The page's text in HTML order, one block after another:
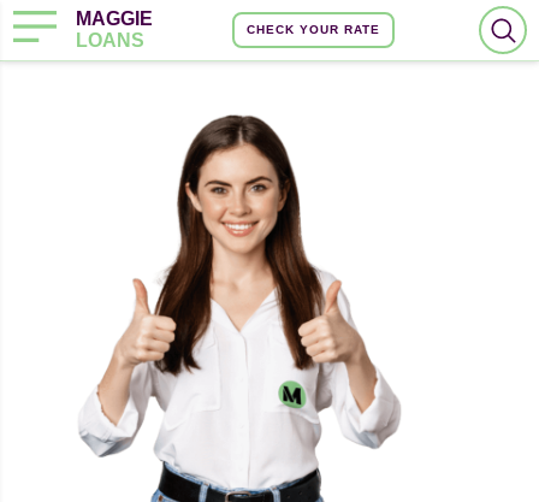
MAGGIE
LOANS
CHECK YOUR RATE